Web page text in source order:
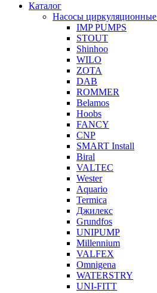
Каталог
Насосы циркуляционные
IMP PUMPS
STOUT
Shinhoo
WILO
ZOTA
DAB
ROMMER
Belamos
Hoobs
FANCY
CNP
SMART Install
Biral
VALTEC
Wester
Aquario
Termica
Джилекс
Grundfos
UNIPUMP
Millennium
VALFEX
Omnigena
WATERSTRY
UNI-FITT